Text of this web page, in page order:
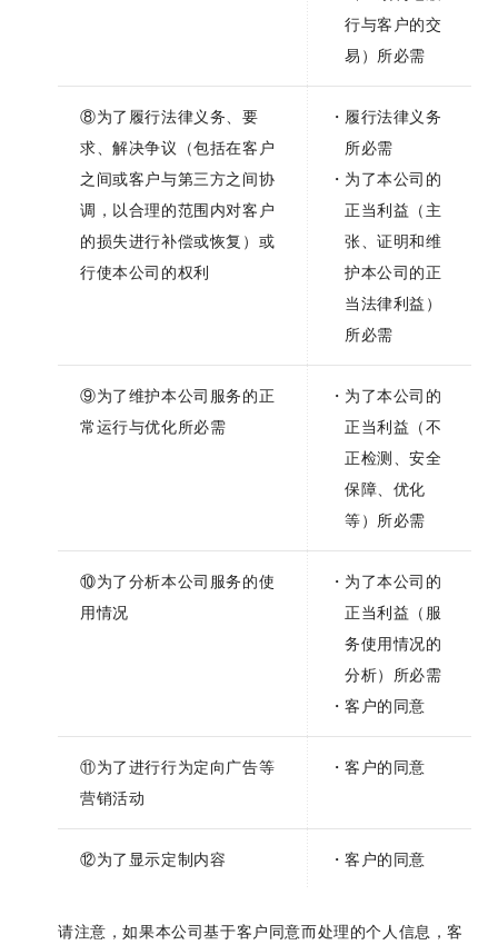
行与客户的交
易）所必需
⑧为了履行法律义务、要
求、解决争议（包括在客户
之间或客户与第三方之间协
调，以合理的范围内对客户
的损失进行补偿或恢复）或
行使本公司的权利
履行法律义务
所必需
为了本公司的
正当利益（主
张、证明和维
护本公司的正
当法律利益）
所必需
⑨为了维护本公司服务的正
常运行与优化所必需
为了本公司的
正当利益（不
正检测、安全
保障、优化
等）所必需
⑩为了分析本公司服务的使
用情况
为了本公司的
正当利益（服
务使用情况的
分析）所必需
客户的同意
⑪为了进行行为定向广告等
营销活动
客户的同意
⑫为了显示定制内容 客户的同意
请注意，如果本公司基于客户同意而处理的个人信息，客